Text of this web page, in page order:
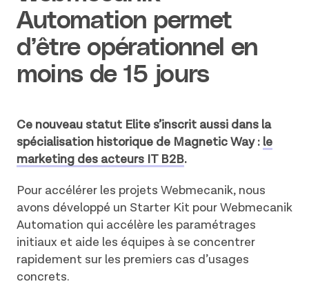
Automation permet
d’être opérationnel en
moins de 15 jours
Ce nouveau statut Elite s’inscrit aussi dans la
spécialisation historique de Magnetic Way : le
marketing des acteurs IT B2B.
Pour accélérer les projets Webmecanik, nous
avons développé un Starter Kit pour Webmecanik
Automation qui accélère les paramétrages
initiaux et aide les équipes à se concentrer
rapidement sur les premiers cas d’usages
concrets.